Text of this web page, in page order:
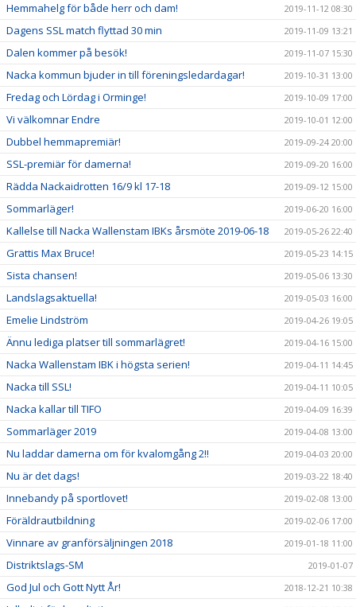
Hemmahelg för både herr och dam! 2019-11-12 08:30
Dagens SSL match flyttad 30 min 2019-11-09 13:21
Dalen kommer på besök! 2019-11-07 15:30
Nacka kommun bjuder in till föreningsledardagar! 2019-10-31 13:00
Fredag och Lördag i Orminge! 2019-10-09 17:00
Vi välkomnar Endre 2019-10-01 12:00
Dubbel hemmapremiär! 2019-09-24 20:00
SSL-premiär för damerna! 2019-09-20 16:00
Rädda Nackaidrotten 16/9 kl 17-18 2019-09-12 15:00
Sommarläger! 2019-06-20 16:00
Kallelse till Nacka Wallenstam IBKs årsmöte 2019-06-18 2019-05-26 22:40
Grattis Max Bruce! 2019-05-23 14:15
Sista chansen! 2019-05-06 13:30
Landslagsaktuella! 2019-05-03 16:00
Emelie Lindström 2019-04-26 19:05
Ännu lediga platser till sommarlägret! 2019-04-16 15:00
Nacka Wallenstam IBK i högsta serien! 2019-04-11 14:45
Nacka till SSL! 2019-04-11 10:05
Nacka kallar till TIFO 2019-04-09 16:39
Sommarläger 2019 2019-04-08 13:00
Nu laddar damerna om för kvalomgång 2!! 2019-04-03 20:00
Nu är det dags! 2019-03-22 18:40
Innebandy på sportlovet! 2019-02-08 13:00
Föräldrautbildning 2019-02-06 17:00
Vinnare av granförsäljningen 2018 2019-01-18 11:00
Distriktslags-SM 2019-01-07
God Jul och Gott Nytt År! 2018-12-21 10:38